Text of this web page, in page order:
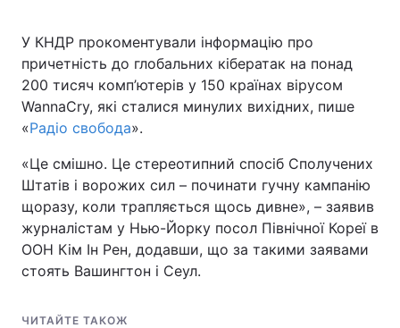
У КНДР прокоментували інформацію про
причетність до глобальних кібератак на понад
200 тисяч комп’ютерів у 150 країнах вірусом
WannaCry, які сталися минулих вихідних, пише
«Радіо свобода».
«Це смішно. Це стереотипний спосіб Сполучених
Штатів і ворожих сил – починати гучну кампанію
щоразу, коли трапляється щось дивне», – заявив
журналістам у Нью-Йорку посол Північної Кореї в
ООН Кім Ін Рен, додавши, що за такими заявами
стоять Вашингтон і Сеул.
ЧИТАЙТЕ ТАКОЖ